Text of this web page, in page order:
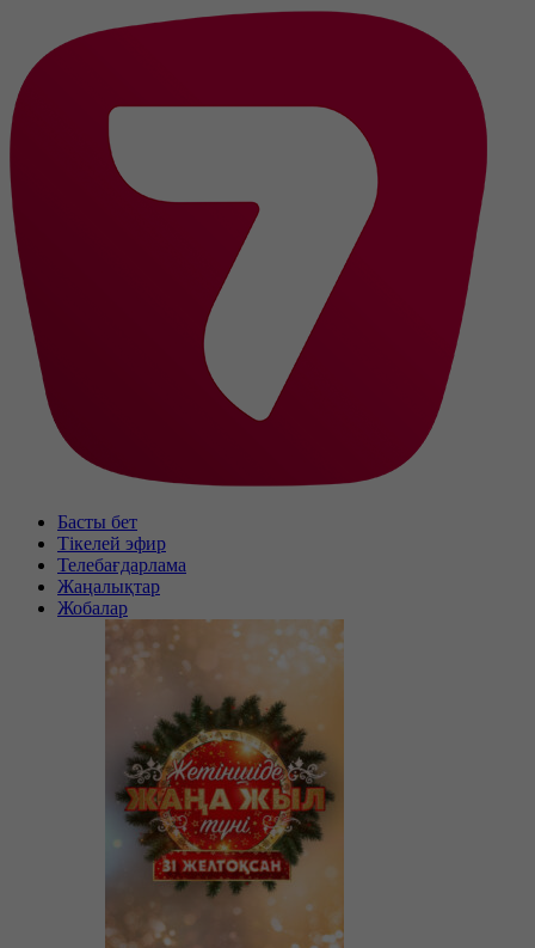
Басты бет
Тікелей эфир
Телебағдарлама
Жаңалықтар
Жобалар